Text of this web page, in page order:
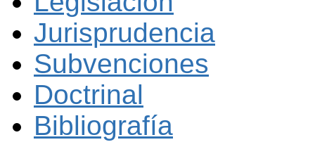
Jurisprudencia
Subvenciones
Doctrinal
Bibliografía